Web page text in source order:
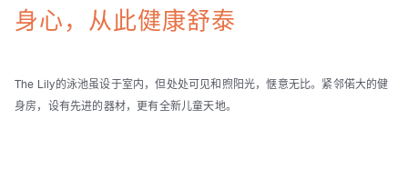
身心，从此健康舒泰
The Lily的泳池虽设于室内，但处处可见和煦阳光，惬意无比。紧邻偌大的健
身房，设有先进的器材，更有全新儿童天地。